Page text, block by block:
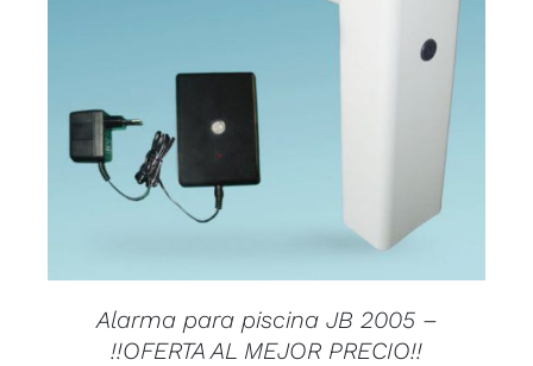
Valorado
5.00
AÑADIR AL CARRITO
Alarma para piscina JB 2005 –
!!OFERTA AL MEJOR PRECIO!!